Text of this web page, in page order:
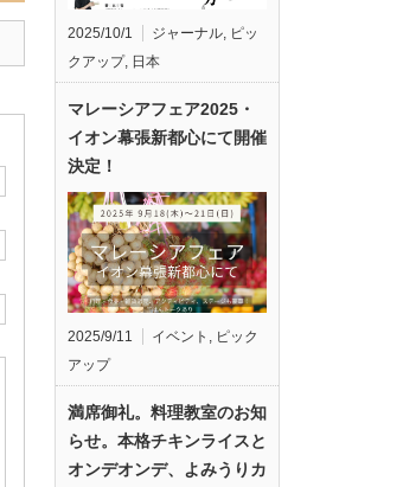
2025/10/1 ジャーナル, ピッ
クアップ, 日本
マレーシアフェア2025・
イオン幕張新都心にて開催
決定！
2025/9/11 イベント , ピック
アップ
満席御礼。料理教室のお知
らせ。本格チキンライスと
オンデオンデ、よみうりカ